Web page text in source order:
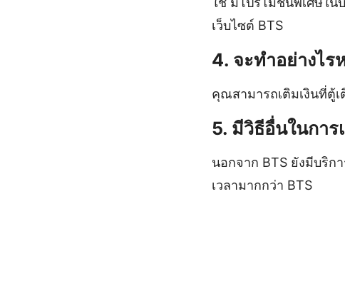
เว็บไซต์ BTS
4. จะทำอย่างไร
คุณสามารถเติมเงินที่ตู้
5. มีวิธีอื่นในการ
นอกจาก BTS ยังมีบริก
เวลามากกว่า BTS